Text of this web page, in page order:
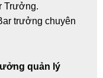
Trưởng.
trưởng chuyên
quản lý